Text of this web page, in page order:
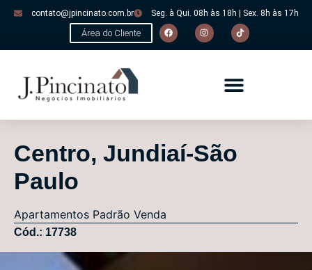
contato@jpincinato.com.br Seg. à Qui. 08h às 18h | Sex. 8h às 17h
Área do Cliente
Centro, Jundiaí-São
Paulo
Apartamentos Padrão Venda
Cód.: 17738